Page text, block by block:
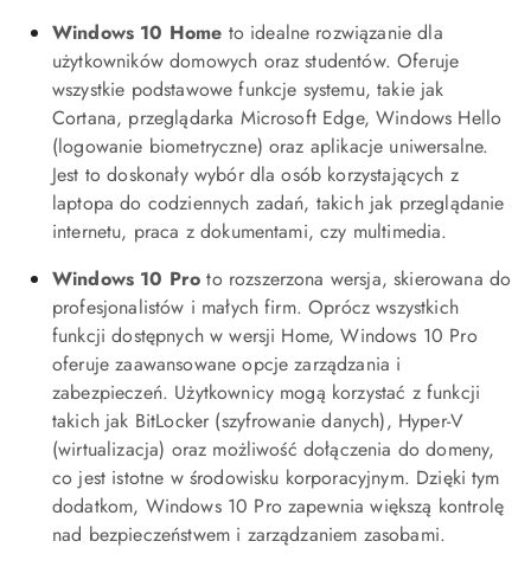
Windows 10 Home to idealne rozwiązanie dla
użytkowników domowych oraz studentów. Oferuje
wszystkie podstawowe funkcje systemu, takie jak
Cortana, przeglądarka Microsoft Edge, Windows Hello
(logowanie biometryczne) oraz aplikacje uniwersalne.
Jest to doskonały wybór dla osób korzystających z
laptopa do codziennych zadań, takich jak przeglądanie
internetu, praca z dokumentami, czy multimedia.
Windows 10 Pro to rozszerzona wersja, skierowana do
profesjonalistów i małych firm. Oprócz wszystkich
funkcji dostępnych w wersji Home, Windows 10 Pro
oferuje zaawansowane opcje zarządzania i
zabezpieczeń. Użytkownicy mogą korzystać z funkcji
takich jak BitLocker (szyfrowanie danych), Hyper-V
(wirtualizacja) oraz możliwość dołączenia do domeny,
co jest istotne w środowisku korporacyjnym. Dzięki tym
dodatkom, Windows 10 Pro zapewnia większą kontrolę
nad bezpieczeństwem i zarządzaniem zasobami.